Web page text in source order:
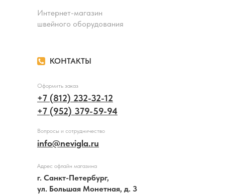
КОНТАКТЫ
Интернет-магазин
швейного оборудования
+7 (812) 232-32-12
+7 (952) 379-59-94
info@nevigla.ru
Оформить заказ
Вопросы и сотрудничество
Адрес офлайн магазина
г. Санкт-Петербург,
ул. Большая Монетная, д. 3